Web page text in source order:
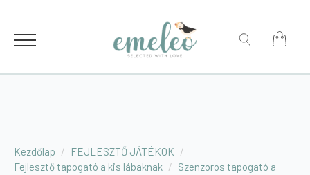
Kezdőlap
FEJLESZTŐ JÁTÉKOK
Fejlesztő tapogató a kis lábaknak
Szenzoros tapogató a